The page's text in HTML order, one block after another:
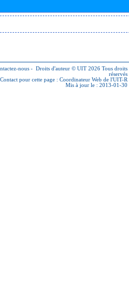
nous - Droits d'auteur © UIT 2026 Tous droits
réservés
Contact pour cette page : Coordinateur Web de l'UIT-R
Mis à jour le : 2013-01-30